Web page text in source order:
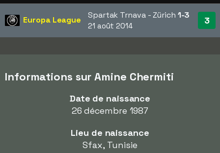
Europa League Spartak Trnava - Zürich 1-3
21 août 2014 3
Informations sur Amine Chermiti
Date de naissance
26 décembre 1987
Lieu de naissance
Sfax, Tunisie